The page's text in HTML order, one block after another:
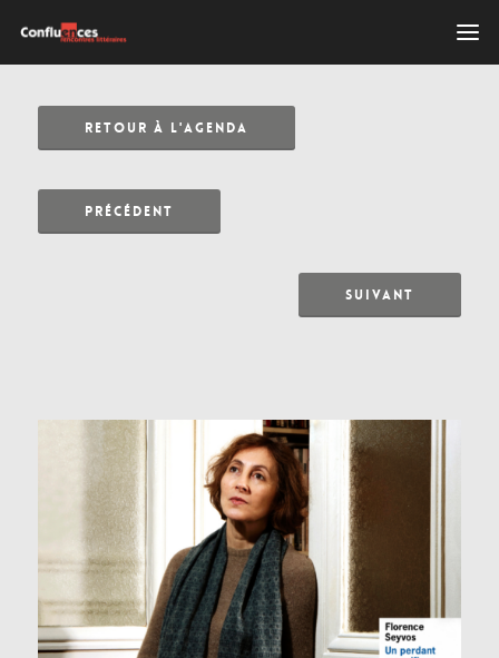
RETOUR À L'AGENDA
PRÉCÉDENT
SUIVANT